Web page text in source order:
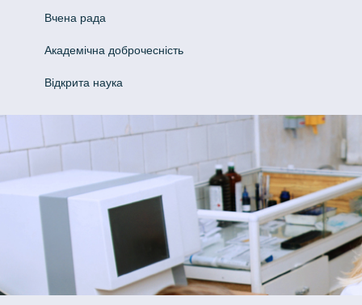
Вчена рада
Академічна доброчесність
Відкрита наука